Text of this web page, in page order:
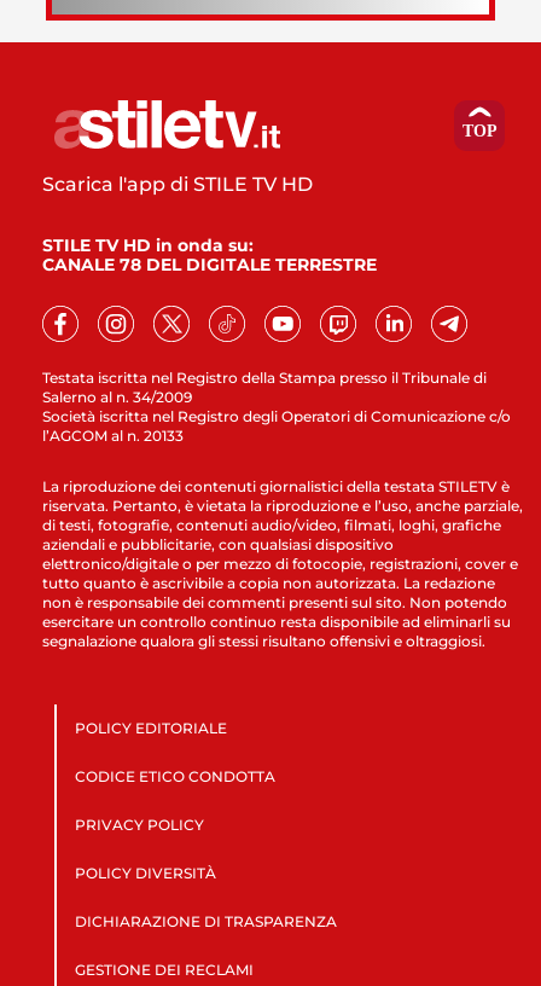
Testata iscritta nel Registro della Stampa presso il Tribunale di
Salerno al n. 34/2009
Società iscritta nel Registro degli Operatori di Comunicazione c/o
l’AGCOM al n. 20133
Scarica l'app di STILE TV HD
STILE TV HD in onda su:
CANALE 78 DEL DIGITALE TERRESTRE
La riproduzione dei contenuti giornalistici della testata STILETV è
riservata. Pertanto, è vietata la riproduzione e l’uso, anche parziale,
di testi, fotografie, contenuti audio/video, filmati, loghi, grafiche
aziendali e pubblicitarie, con qualsiasi dispositivo
elettronico/digitale o per mezzo di fotocopie, registrazioni, cover e
tutto quanto è ascrivibile a copia non autorizzata. La redazione
non è responsabile dei commenti presenti sul sito. Non potendo
esercitare un controllo continuo resta disponibile ad eliminarli su
segnalazione qualora gli stessi risultano offensivi e oltraggiosi.
POLICY EDITORIALE
CODICE ETICO CONDOTTA
PRIVACY POLICY
POLICY DIVERSITÀ
DICHIARAZIONE DI TRASPARENZA
GESTIONE DEI RECLAMI